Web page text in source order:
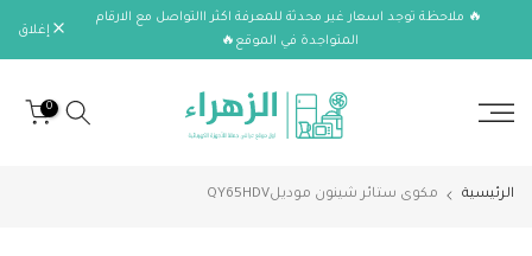
الانتقال🔥 ملاحظة توجد اسعار غير محدثة للمعرفة اكثر االتواصل مع الارقام
المتواجدة في الموقع🔥
إغلاق
0
الرئيسية مكوى ستائر شينون موديلQY65HDV